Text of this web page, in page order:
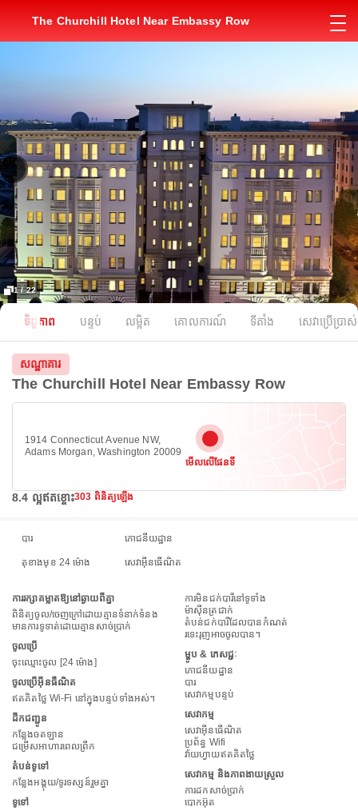
The Churchill Hotel Near Embassy Row
1 / 22
ទិដ្ឋភាព បន្ទប់ លម្អិត គោលការណ៍ ទីតាំង សេវាប្រើប្រាស់
សណ្ឋាគារ
The Churchill Hotel Near Embassy Row
1914 Connecticut Avenue NW,
Adams Morgan, Washington 20009
មើលលើផែនទី
8.4 ល្អឥតខ្ចោះ303 ពិនិត្យឡើង
បារ ភោជនីយដ្ឋាន
តុខាងមុខ 24 ម៉ោង សេវាអ៊ីនធើណិត
ការរក្សាគម្លាតឱ្យនៅឆ្ងាយពីគ្នា
ពិនិត្យចូល/ចេញក្រៅដោយគ្មានទំនាក់ទំនង
មានការទូទាត់ដោយគ្មានសាច់ប្រាក់
ចូលប្រើ
ចុះឈ្មោះចូល [24 ម៉ោង]
ចូលប្រើអ៊ីនធឺណិត
ឥតគិតថ្លៃ Wi-Fi នៅក្នុងបន្ទប់ទាំងអស់។
ដឹកជញ្ជូន
កន្លែង​ចត​ឡាន
ជម្រើសអាហារពេលព្រឹក
តំបន់ទូទៅ
កន្លែងអង្គុយ/ទូរទស្សន៍រួមគ្នា
ទូទៅ
ការមិនជក់បារីនៅទូទាំង
ម៉ាស៊ីនត្រជាក់
តំបន់ជក់បារីដែលបានកំណត់
រទេះរុញអាចចូលបាន។
ម្ហូប & ភេសជ្ជៈ
ភោជនីយដ្ឋាន
បារ
សេវាកម្មបន្ទប់
សេវាកម្ម
សេវាអ៊ីនធើណិត
ប្រព័ន្ធ Wifi
វ៉ាយហ្វាយឥតគិតថ្លៃ
សេវាកម្ម និងភាពងាយស្រួល
ការ​ដក​សាច់ប្រាក់
បោកអ៊ុត